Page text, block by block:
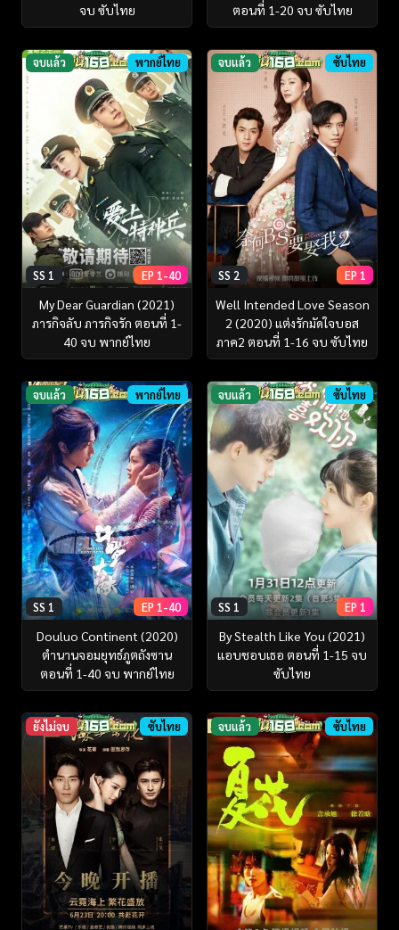
จบ ซับไทย
ตอนที่ 1-20 จบ ซับไทย
จบแล้ว พากย์ไทย
SS 1 EP 1-40
My Dear Guardian (2021)
ภารกิจลับ ภารกิจรัก ตอนที่ 1-
40 จบ พากย์ไทย
จบแล้ว ซับไทย
SS 2 EP 1
Well Intended Love Season
2 (2020) แต่งรักมัดใจบอส
ภาค2 ตอนที่ 1-16 จบ ซับไทย
จบแล้ว พากย์ไทย
SS 1 EP 1-40
Douluo Continent (2020)
ตำนานจอมยุทธ์ภูตถังซาน
ตอนที่ 1-40 จบ พากย์ไทย
จบแล้ว ซับไทย
SS 1 EP 1
By Stealth Like You (2021)
แอบชอบเธอ ตอนที่ 1-15 จบ
ซับไทย
ยังไม่จบ ซับไทย จบแล้ว ซับไทย